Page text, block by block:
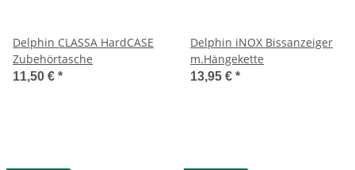
Delphin CLASSA HardCASE
Zubehörtasche
11,50 € *
Delphin iNOX Bissanzeiger
m.Hängekette
13,95 € *